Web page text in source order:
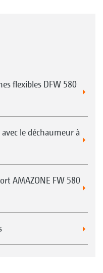
flexibles DFW 580
le déchaumeur à
AMAZONE FW 580